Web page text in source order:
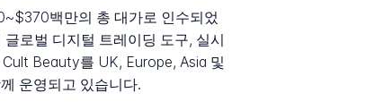
백만의 총 대가로 인수되었
로벌 디지털 트레이딩 도구, 실시
Beauty를 UK, Europe, Asia 및
운영되고 있습니다.